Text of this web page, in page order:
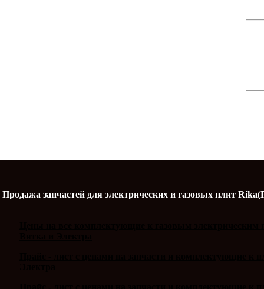
Продажа запчастей для электрических и газовых плит